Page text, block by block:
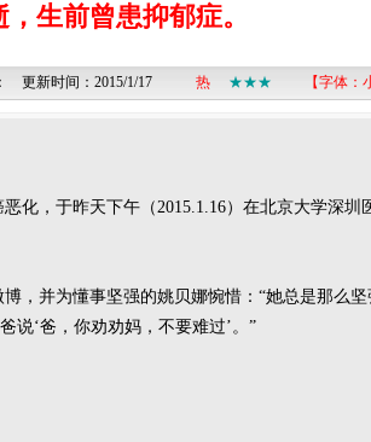
生前曾患抑郁症。
更新时间：2015/1/17 热 ★★★ 【字体：
化，于昨天下午（2015.1.16）在北京大学深
，并为懂事坚强的姚贝娜惋惜：“她总是那么
说‘爸，你劝劝妈，不要难过’。”